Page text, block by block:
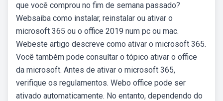
que você comprou no fim de semana passado?
Websaiba como instalar, reinstalar ou ativar o
microsoft 365 ou o office 2019 num pc ou mac.
Webeste artigo descreve como ativar o microsoft 365.
Você também pode consultar o tópico ativar o office
da microsoft. Antes de ativar o microsoft 365,
verifique os regulamentos. Webo office pode ser
ativado automaticamente. No entanto, dependendo do